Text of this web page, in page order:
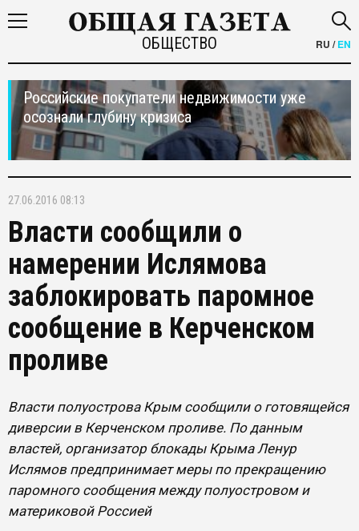
ОБЩЕСТВО RU /EN
Российские покупатели недвижимости уже
осознали глубину кризиса
27.06.2016 08:13
Власти сообщили о
намерении Ислямова
заблокировать паромное
сообщение в Керченском
проливе
Власти полуострова Крым сообщили о готовящейся
диверсии в Керченском проливе. По данным
властей, организатор блокады Крыма Ленур
Ислямов предпринимает меры по прекращению
паромного сообщения между полуостровом и
материковой Россией